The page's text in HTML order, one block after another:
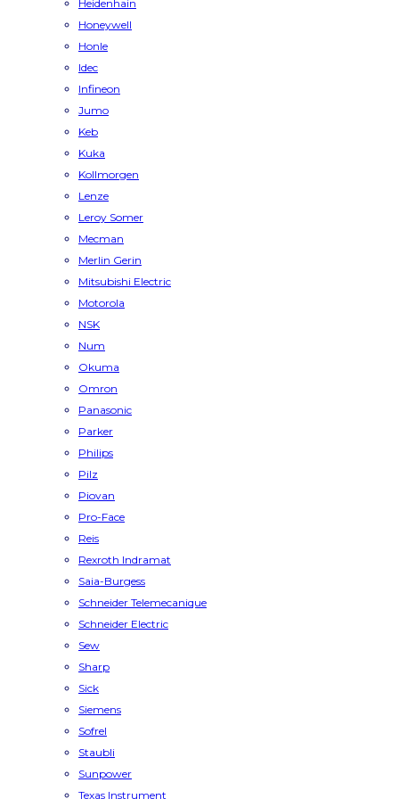
Heidenhain
Honeywell
Honle
Idec
Infineon
Jumo
Keb
Kuka
Kollmorgen
Lenze
Leroy Somer
Mecman
Merlin Gerin
Mitsubishi Electric
Motorola
NSK
Num
Okuma
Omron
Panasonic
Parker
Philips
Pilz
Piovan
Pro-Face
Reis
Rexroth Indramat
Saia-Burgess
Schneider Telemecanique
Schneider Electric
Sew
Sharp
Sick
Siemens
Sofrel
Staubli
Sunpower
Texas Instrument